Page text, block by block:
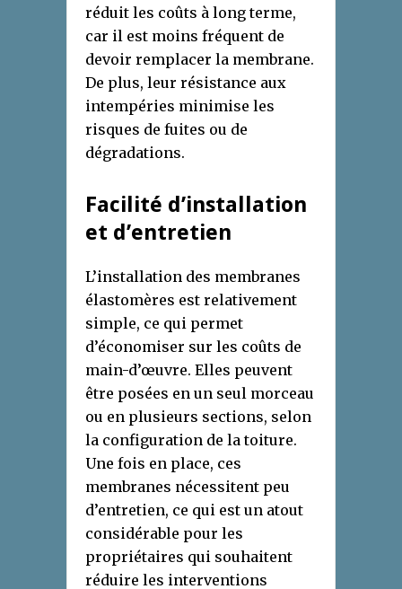
réduit les coûts à long terme,
car il est moins fréquent de
devoir remplacer la membrane.
De plus, leur résistance aux
intempéries minimise les
risques de fuites ou de
dégradations.
Facilité d’installation
et d’entretien
L’installation des membranes
élastomères est relativement
simple, ce qui permet
d’économiser sur les coûts de
main-d’œuvre. Elles peuvent
être posées en un seul morceau
ou en plusieurs sections, selon
la configuration de la toiture.
Une fois en place, ces
membranes nécessitent peu
d’entretien, ce qui est un atout
considérable pour les
propriétaires qui souhaitent
réduire les interventions